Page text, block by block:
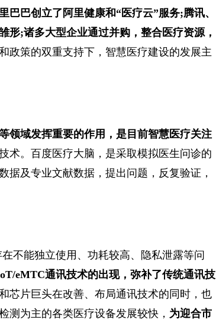
巴创立了阿里健康和“医疗云”服务;腾讯、
形;诸多大型企业通过并购，整合医疗资源，
政策的双重支持下，智慧医疗建设的发展主
领域发挥重要的作用，是目前智慧医疗关注
术。百度医疗大脑，是采取模拟医生问诊的
据及专业文献数据，提出问题，反复验证，
不能独立使用、功耗较高、隐私泄露等问
eMTC通讯技术的出现，弥补了传统通讯技
芯片巨头在改善、布局通讯技术的同时，也
测为主的各类医疗设备发展较快， 为迎合市